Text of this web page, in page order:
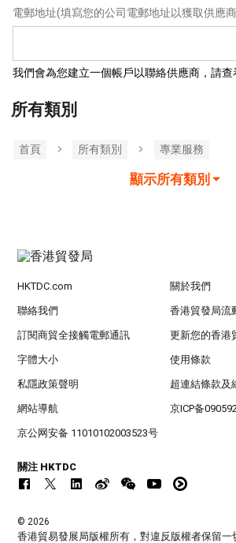
電郵地址(填寫您的公司電郵地址以獲取供應
我們會為您建立一個帳戶以聯絡供應商，請查
所有類別
首頁 所有類別 專業服務
顯示所有類別
HKTDC.com 關於我們
聯絡我們 香港貿發局流
訂閱商貿全接觸電郵通訊 更新您的香港
字體大小 使用條款
私隱政策聲明 超連結條款及
網站導航 京ICP备
京公网安备 11010102003523号
關注 HKTDC
© 2026
香港貿易發展局版權所有，對違反版權者保留一